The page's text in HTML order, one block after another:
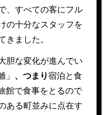
、すべての客にフル
の十分なスタッフを
きました。
胆な変化が進んでい
、つまり宿泊と食
館で食事をとるので
ある町並みに点在す